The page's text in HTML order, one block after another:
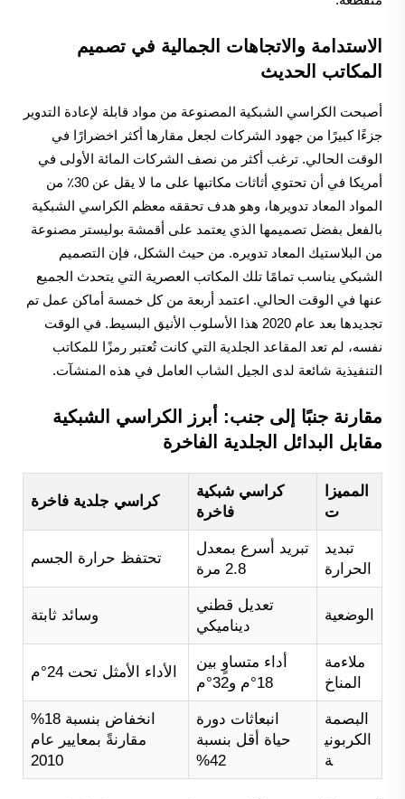
الاستدامة والاتجاهات الجمالية في تصميم
المكاتب الحديث
أصبحت الكراسي الشبكية المصنوعة من مواد قابلة لإعادة التدوير
جزءًا كبيرًا من جهود الشركات لجعل مقارها أكثر اخضرارًا في
الوقت الحالي. ترغب أكثر من نصف الشركات المائة الأولى في
أمريكا في أن تحتوي أثاثات مكاتبها على ما لا يقل عن 30٪ من
المواد المعاد تدويرها، وهو هدف تحققه معظم الكراسي الشبكية
بالفعل بفضل تصميمها الذي يعتمد على أقمشة بوليستر مصنوعة
من البلاستيك المعاد تدويره. من حيث الشكل، فإن التصميم
الشبكي يناسب تمامًا تلك المكاتب العصرية التي يتحدث الجميع
عنها في الوقت الحالي. اعتمد أربعة من كل خمسة أماكن عمل تم
تجديدها بعد عام 2020 هذا الأسلوب الأنيق البسيط. في الوقت
نفسه، لم تعد المقاعد الجلدية التي كانت تُعتبر رمزًا للمكاتب
التنفيذية شائعة لدى الجيل الشاب العامل في هذه المنشآت.
مقارنة جنبًا إلى جنب: أبرز الكراسي الشبكية
مقابل البدائل الجلدية الفاخرة
المميزا
ت
كراسي شبكية
فاخرة
كراسي جلدية فاخرة
تبديد
الحرارة
تبريد أسرع بمعدل
2.8 مرة
تحتفظ حرارة الجسم
الوضعية
تعديل قطني
ديناميكي
وسائد ثابتة
ملاءمة
المناخ
أداء متساوٍ بين
18°م و32°م
الأداء الأمثل تحت 24°م
البصمة
الكربوني
ة
انبعاثات دورة
حياة أقل بنسبة
42%
انخفاض بنسبة 18%
مقارنةً بمعايير عام
2010